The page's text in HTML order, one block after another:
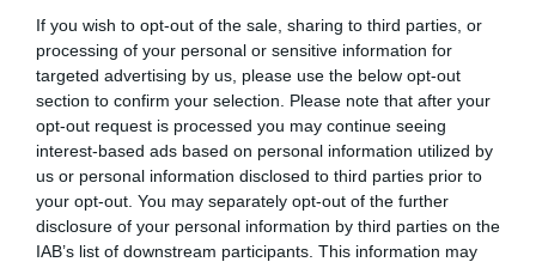
If you wish to opt-out of the sale, sharing to third parties, or
processing of your personal or sensitive information for
targeted advertising by us, please use the below opt-out
section to confirm your selection. Please note that after your
opt-out request is processed you may continue seeing
interest-based ads based on personal information utilized by
us or personal information disclosed to third parties prior to
your opt-out. You may separately opt-out of the further
disclosure of your personal information by third parties on the
IAB’s list of downstream participants. This information may
πέρα από σύνορα που υπερνικά ακόμα και τον θάνατο.
Ενός έρωτα που στάθηκε μεγάλη έμπνευση για έναν
σπουδαίο καλλιτέχνη και τραγουδοποιό που λάτρεψε
την Ελλάδα, τον Leonard Cohen, ο οποίος γνώρισε και
ερωτεύτηκε στην Ύδρα την πανέμορφη νορβηγίδα
μουσικό, Marianne Ilhen που στάθηκε μούσα του για
χρόνια και ενέπνευσε τα τραγούδια «So Long,
Marianne», «Hey, That’s No Way to Say Goodbye» και
Songs From a Room‘s «Bird on the Wire».